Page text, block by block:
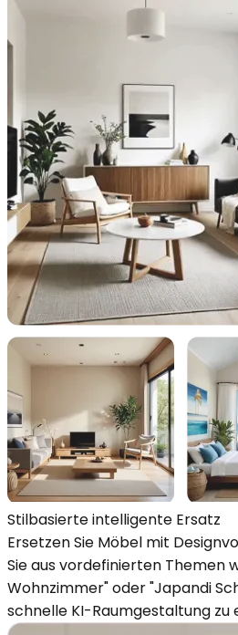
Stilbasierte intelligente Ersatz
Ersetzen Sie Möbel mit
Sie aus vordefinierten Themen
Wohnzimmer" oder "Japandi
schnelle KI-Raumgestaltung zu